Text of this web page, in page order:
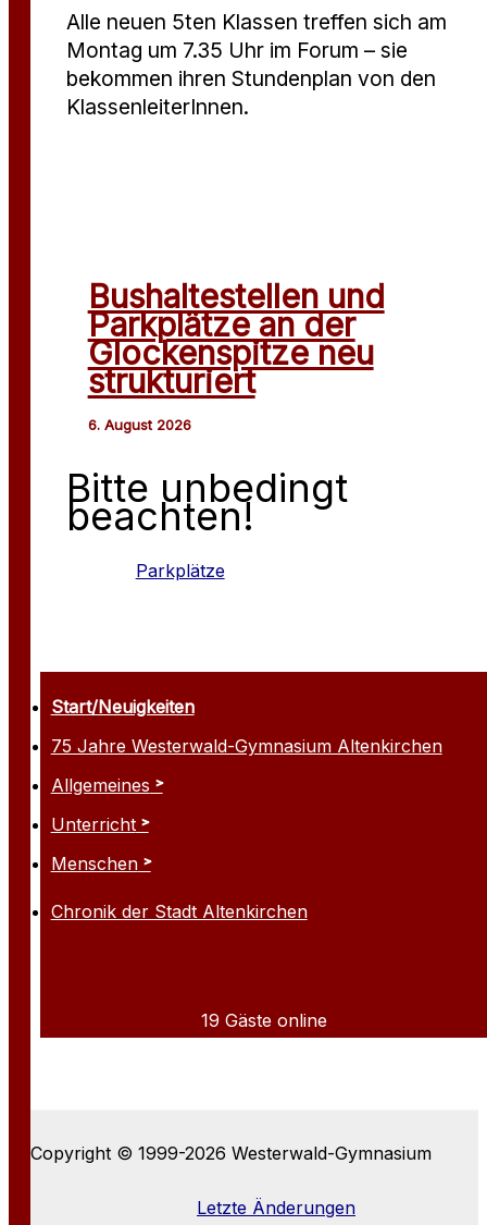
Start/Neuigkeiten
75 Jahre Westerwald-Gymnasium Altenkirchen
Allgemeines
Unterricht
Menschen
Chronik der Stadt Altenkirchen
19 Gäste online
Alle neuen 5ten Klassen treffen sich am
Montag um 7.35 Uhr im Forum – sie
bekommen ihren Stundenplan von den
KlassenleiterInnen.
Bushaltestellen und
Parkplätze an der
Glockenspitze neu
strukturiert
Bitte unbedingt
beachten!
Parkplätze
Copyright © 1999-2026 Westerwald-Gymnasium
Letzte Änderungen